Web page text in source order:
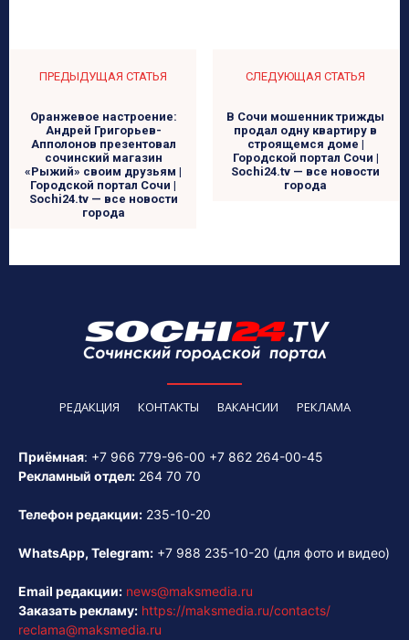
ПРЕДЫДУЩАЯ СТАТЬЯ
Оранжевое настроение:
Андрей Григорьев-
Апполонов презентовал
сочинский магазин
«Рыжий» своим друзьям |
Городской портал Сочи |
Sochi24.tv — все новости
города
СЛЕДУЮЩАЯ СТАТЬЯ
В Сочи мошенник трижды
продал одну квартиру в
строящемся доме |
Городской портал Сочи |
Sochi24.tv — все новости
города
РЕДАКЦИЯ КОНТАКТЫ ВАКАНСИИ РЕКЛАМА
Приёмная: +7 966 779-96-00 +7 862 264-00-45
Рекламный отдел: 264 70 70
Телефон редакции: 235-10-20
WhatsApp, Telegram: +7 988 235-10-20 (для фото и видео)
Email редакции: news@maksmedia.ru
Заказать рекламу: https://maksmedia.ru/contacts/
reclama@maksmedia.ru